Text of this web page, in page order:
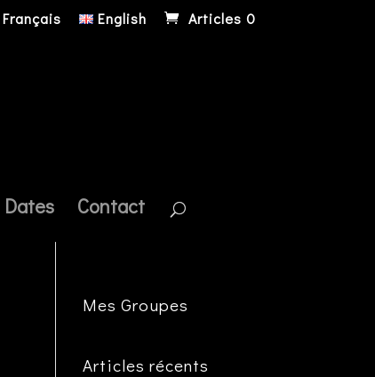
Français English Articles 0
Dates Contact
Mes Groupes
Articles récents